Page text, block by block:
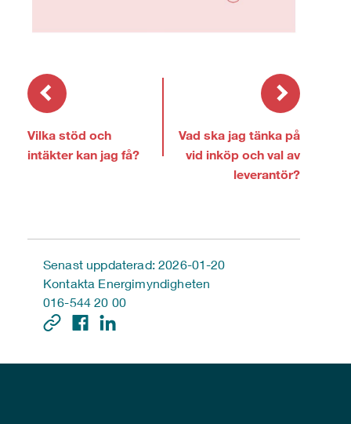
Vilka stöd och
intäkter kan jag få?
Vad ska jag tänka på
vid inköp och val av
leverantör?
Senast uppdaterad: 2026-01-20
Kontakta Energimyndigheten
016-544 20 00